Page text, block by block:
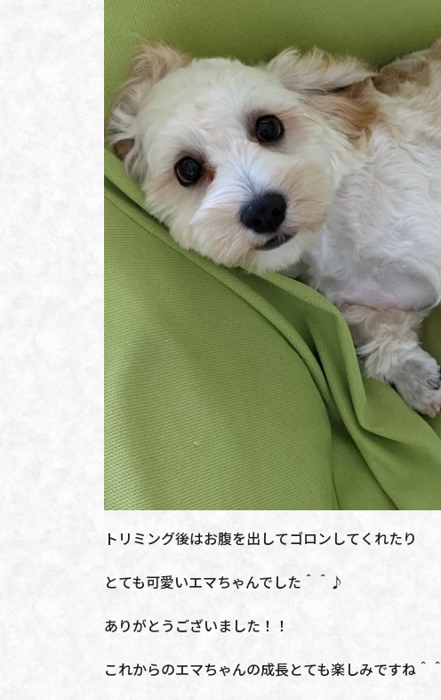
トリミング後はお腹を出してゴロンしてくれたり
とても可愛いエマちゃんでした＾＾♪
ありがとうございました！！
これからのエマちゃんの成長とても楽しみですね＾＾